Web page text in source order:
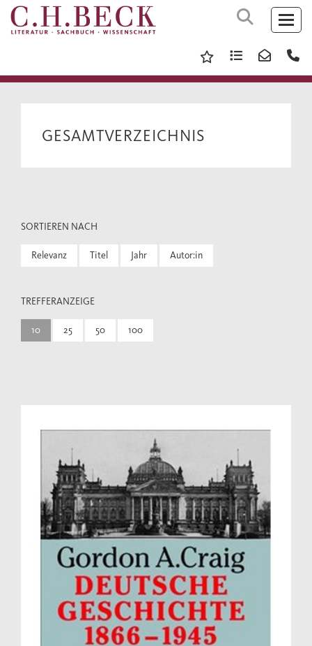
GESAMTVERZEICHNIS
SORTIEREN NACH
Relevanz Titel Jahr Autor:in
TREFFERANZEIGE
10 25 50 100